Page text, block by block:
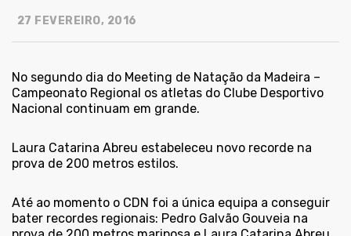
27 FEVEREIRO, 2016
No segundo dia do Meeting de Natação da Madeira –
Campeonato Regional os atletas do Clube Desportivo
Nacional continuam em grande.
Laura Catarina Abreu estabeleceu novo recorde na
prova de 200 metros estilos.
Até ao momento o CDN foi a única equipa a conseguir
bater recordes regionais: Pedro Galvão Gouveia na